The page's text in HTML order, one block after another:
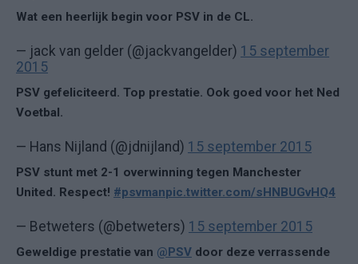
Wat een heerlijk begin voor PSV in de CL.
— jack van gelder (@jackvangelder) 15 september
2015
PSV gefeliciteerd. Top prestatie. Ook goed voor het Ned
Voetbal.
— Hans Nijland (@jdnijland) 15 september 2015
PSV stunt met 2-1 overwinning tegen Manchester
United. Respect! #psvmanpic.twitter.com/sHNBUGvHQ4
— Betweters (@betweters) 15 september 2015
Geweldige prestatie van @PSV door deze verrassende